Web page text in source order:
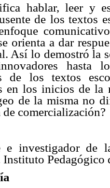
hablar, leer y
de los textos
orienta a dar
Así lo demostró la
hasta
de los textos
en los inicios de la
de la misma no
de comercialización?
investigador de
Pedagógico